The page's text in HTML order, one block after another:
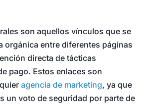
son aquellos vínculos que se
orgánica entre diferentes páginas
directa de tácticas
pago. Estos enlaces son
agencia de marketing, ya que
un voto de seguridad por parte de